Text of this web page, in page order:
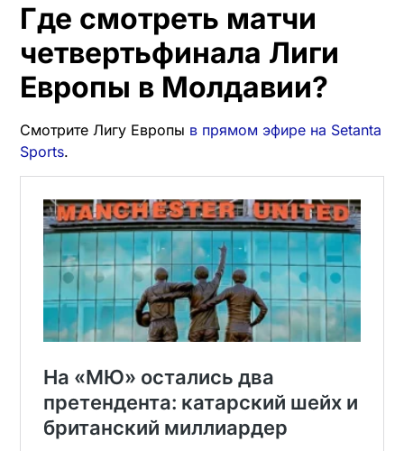
Где смотреть матчи
четвертьфинала Лиги
Европы в Молдавии?
Смотрите Лигу Европы в прямом эфире на Setanta
Sports.